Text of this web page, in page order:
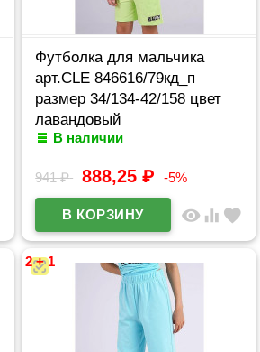
Футболка для мальчика
арт.CLE 846616/79кд_п
размер 34/134-42/158 цвет
лавандовый
В наличии
941₽ 888,25₽ -5%
visibility equalizer favorite
2 + 1